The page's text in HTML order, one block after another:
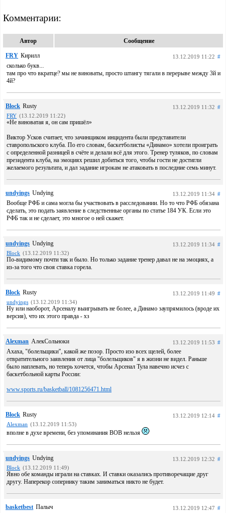
Комментарии:
Автор Сообщение
FRY Кирилл 13.12.2019 11:22 #
сколько букв...
там про что вкратце? мы не виноваты, просто штангу тягали в перерыве между 3й и
4й?
Block Rusty 13.12.2019 11:32 #
FRY (13.12.2019 11:22)
«Не виноватая я, он сам пришёл»
Виктор Усков считает, что зачинщиком инцидента были представители
ставропольского клуба. По его словам, баскетболисты «Динамо» хотели проиграть
с определенной разницей в счёте и делали всё для этого. Тренер туляков, по словам
президента клуба, на эмоциях решил добиться того, чтобы гости не достигли
желаемого результата, и дал задание игрокам не атаковать в последние семь минут.
undyings Undying 13.12.2019 11:34 #
Вообще РФБ и сама могла бы участвовать в расследовании. Но то что РФБ обязана
сделать, это подать заявление в следственные органы по статье 184 УК. Если это
РФБ так и не сделает, это многое о ней скажет.
undyings Undying 13.12.2019 11:34 #
Block (13.12.2019 11:32)
По-видимому почти так и было. Но только задание тренер давал не на эмоциях, а
из-за того что своя ставка горела.
Block Rusty 13.12.2019 11:49 #
undyings (13.12.2019 11:34)
Ну или наоборот, Арсеналу выигрывать не более, а Динамо заупрямилось (вроде их
версия), что их этого правда - хз
Alexman АлекСольноки 13.12.2019 11:53 #
Ахаха, "болельщики", какой же позор. Просто изо всех щелей, более
отвратительного заявления от лица "болельщиков" я в жизни не видел. Раньше
было наплевать, но теперь хочется, чтобы Арсенал Тула навечно исчез с
баскетбольной карты России:
www.sports.ru/basketball/1081256471.html
Block Rusty 13.12.2019 12:14 #
Alexman (13.12.2019 11:53)
вполне в духе времени, без упоминания ВОВ нельзя
undyings Undying 13.12.2019 12:32 #
Block (13.12.2019 11:49)
Явно обе команды играли на ставках. И ставки оказались противоречащие друг
другу. Наперекор сопернику таким заниматься никто не будет.
basketbest Палыч 13.12.2019 12:47 #